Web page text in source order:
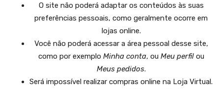
O site não poderá adaptar os conteúdos às suas
preferências pessoais, como geralmente ocorre em
lojas online.
Você não poderá acessar a área pessoal desse site,
como por exemplo Minha conta, ou Meu perfilou
Meus pedidos.
Será impossível realizar compras online na Loja Virtual.